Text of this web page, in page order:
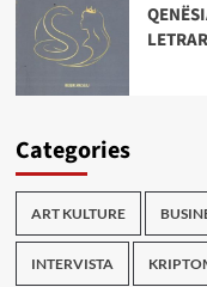
Categories
ART KULTURE
INTERVISTA